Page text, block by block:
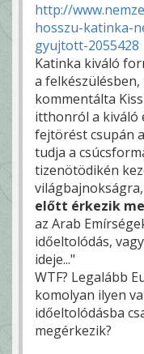
http://
hosszu-katinka-
gyujtott-2055428
Katinka kiváló
a
kommentálta
itthonról a kiváló
fejtörést csupán
tudja a
tizenötödikén
világbajnokságra,
előtt érkezik
az Arab
időeltolódás,
ideje..."
WTF? Legalább
komolyan ilyen
időeltolódásba
megérkezik?